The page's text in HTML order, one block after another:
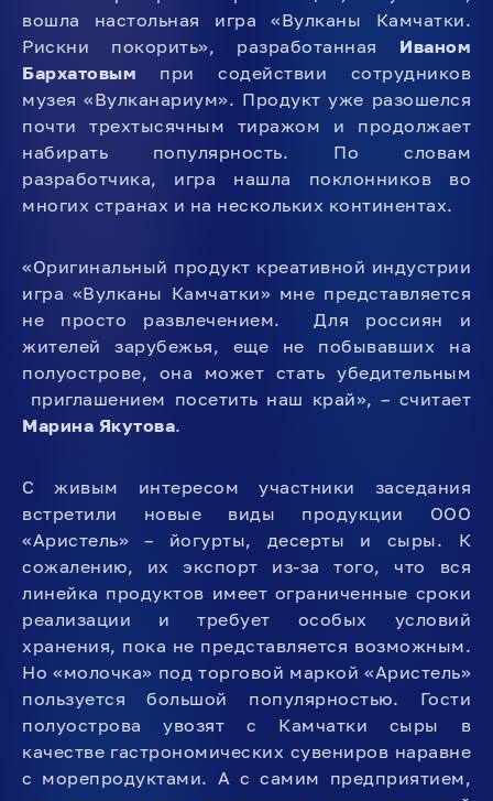
вошла настольная игра «Вулканы Камчатки.
Рискни покорить», разработанная Иваном
Бархатовым при содействии сотрудников
музея «Вулканариум». Продукт уже разошелся
почти трехтысячным тиражом и продолжает
набирать популярность. По словам
разработчика, игра нашла поклонников во
многих странах и на нескольких континентах.
«Оригинальный продукт креативной индустрии
игра «Вулканы Камчатки» мне представляется
не просто развлечением. Для россиян и
жителей зарубежья, еще не побывавших на
полуострове, она может стать убедительным
приглашением посетить наш край», – считает
Марина Якутова.
С живым интересом участники заседания
встретили новые виды продукции ООО
«Аристель» – йогурты, десерты и сыры. К
сожалению, их экспорт из-за того, что вся
линейка продуктов имеет ограниченные сроки
реализации и требует особых условий
хранения, пока не представляется возможным.
Но «молочка» под торговой маркой «Аристель»
пользуется большой популярностью. Гости
полуострова увозят с Камчатки сыры в
качестве гастрономических сувениров наравне
с морепродуктами. А с самим предприятием,